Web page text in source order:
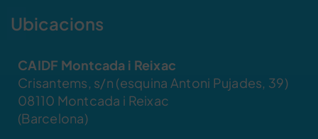
Ubicacions
CAIDF Montcada i Reixac
Crisantems, s/n (esquina Antoni Pujades, 39)
08110 Montcada i Reixac
(Barcelona)